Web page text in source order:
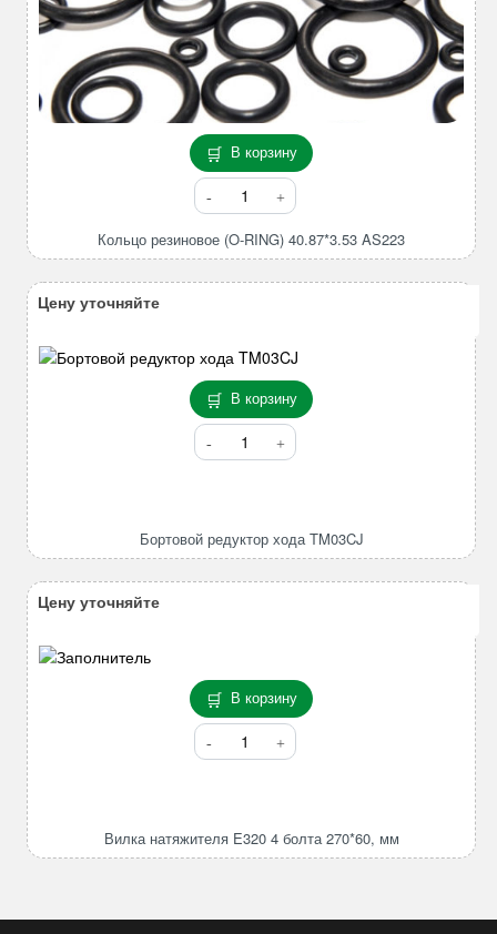
В корзину
Количество
товара
Кольцо
резиновое
(O-
AS223
Кольцо резиновое (O-RING) 40.87*3.53 AS223
В корзину
Количество
товара
TM03CJ
Бортовой редуктор хода TM03CJ
Цену уточняйте
В корзину
Количество
товара
4
мм
Вилка натяжителя E320 4 болта 270*60, мм
Цену уточняйте